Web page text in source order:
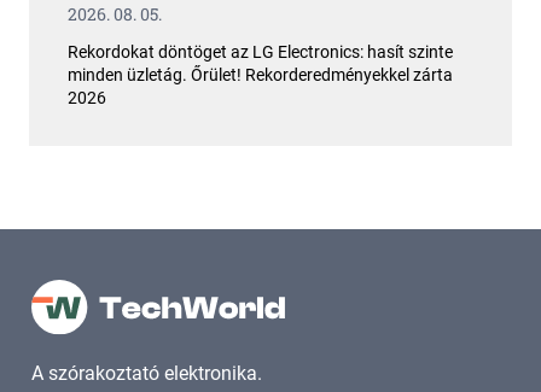
2026. 08. 05.
Rekordokat döntöget az LG Electronics: hasít szinte
minden üzletág. Őrület! Rekorderedményekkel zárta
2026
A szórakoztató elektronika.